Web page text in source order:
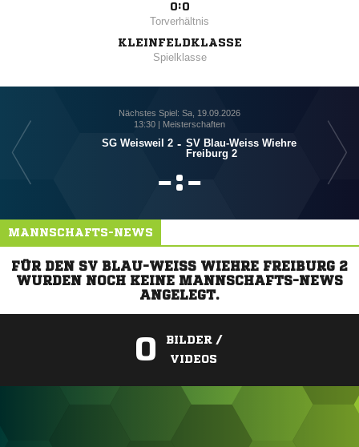
0:0
Torverhältnis
KLEINFELDKLASSE
Spielklasse
Nächstes Spiel: Sa, 19.09.2026
13:30 | Meisterschaften
SG Weisweil 2 - SV Blau-Weiss Wiehre
Freiburg 2
:
MANNSCHAFTS-NEWS
FÜR DEN SV BLAU-WEISS WIEHRE FREIBURG 2
WURDEN NOCH KEINE MANNSCHAFTS-NEWS
ANGELEGT.
0
BILDER /
VIDEOS